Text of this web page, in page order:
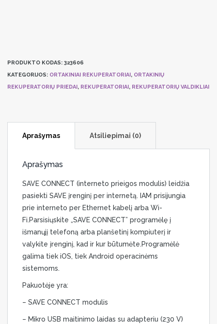
PRODUKTO KODAS: 323606
KATEGORIJOS: ORTAKINIAI REKUPERATORIAI , ORTAKINIŲ
REKUPERATORIŲ PRIEDAI , REKUPERATORIAI , REKUPERATORIŲ VALDIKLIAI
Aprašymas Atsiliepimai (0)
Aprašymas
SAVE CONNECT (interneto prieigos modulis) leidžia
pasiekti SAVE įrenginį per internetą. IAM prisijungia
prie interneto per Ethernet kabelį arba Wi-
Fi.Parsisiųskite „SAVE CONNECT” programėlę į
išmanųjį telefoną arba planšetinį kompiuterį ir
valykite įrenginį, kad ir kur būtumėte.Programėlė
galima tiek iOS, tiek Android operacinėms
sistemoms.
Pakuotėje yra:
– SAVE CONNECT modulis
– Mikro USB maitinimo laidas su adapteriu (230 V)